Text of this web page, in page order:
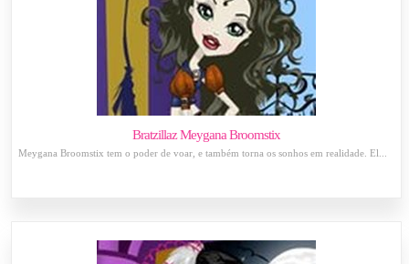
Bratzillaz Meygana Broomstix
Meygana Broomstix tem o poder de voar, e também torna os sonhos em realidade. El...